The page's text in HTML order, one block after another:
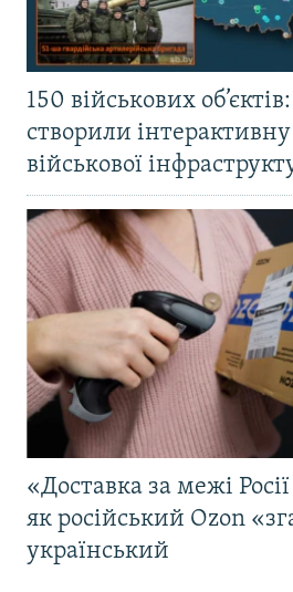
150 військових
створили
військової
«Доставка за межі
як російський Ozon
український